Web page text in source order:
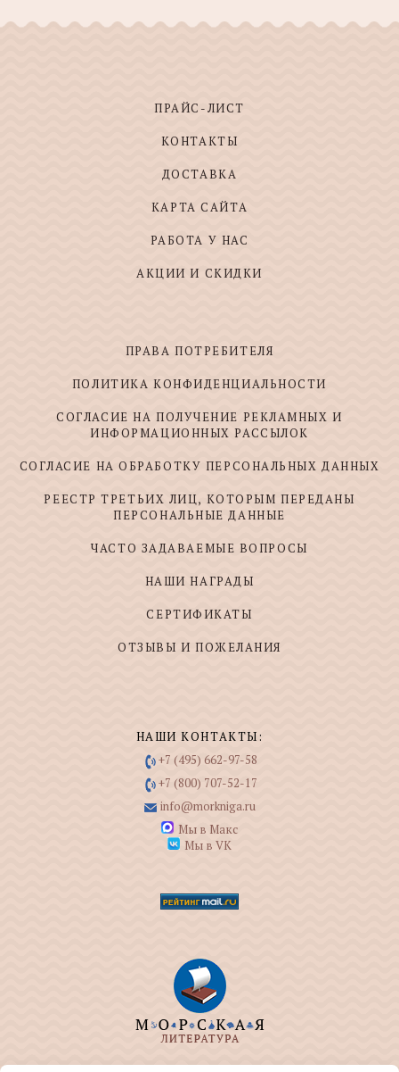
ПРАЙС-ЛИСТ
КОНТАКТЫ
ДОСТАВКА
КАРТА САЙТА
РАБОТА У НАС
АКЦИИ И СКИДКИ
ПРАВА ПОТРЕБИТЕЛЯ
ПОЛИТИКА КОНФИДЕНЦИАЛЬНОСТИ
СОГЛАСИЕ НА ПОЛУЧЕНИЕ РЕКЛАМНЫХ И
ИНФОРМАЦИОННЫХ РАССЫЛОК
СОГЛАСИЕ НА ОБРАБОТКУ ПЕРСОНАЛЬНЫХ ДАННЫХ
РЕЕСТР ТРЕТЬИХ ЛИЦ, КОТОРЫМ ПЕРЕДАНЫ
ПЕРСОНАЛЬНЫЕ ДАННЫЕ
ЧАСТО ЗАДАВАЕМЫЕ ВОПРОСЫ
НАШИ НАГРАДЫ
СЕРТИФИКАТЫ
ОТЗЫВЫ И ПОЖЕЛАНИЯ
НАШИ КОНТАКТЫ:
+7 (495) 662-97-58
+7 (800) 707-52-17
info@morkniga.ru
Мы в Макс
Мы в VK